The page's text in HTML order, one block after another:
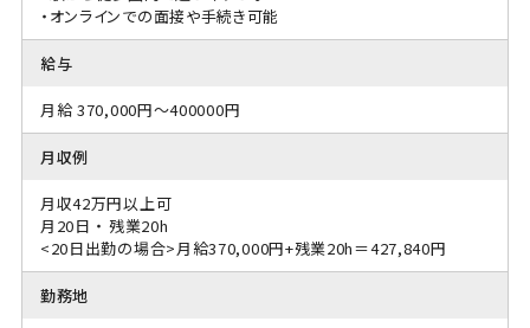
・オンラインでの面接や手続き可能
給与
月給 370,000円～400000円
月収例
月収42万円以上可
月20日 ・ 残業20h
<20日出勤の場合>月給370,000円+残業20h＝427,840円
勤務地